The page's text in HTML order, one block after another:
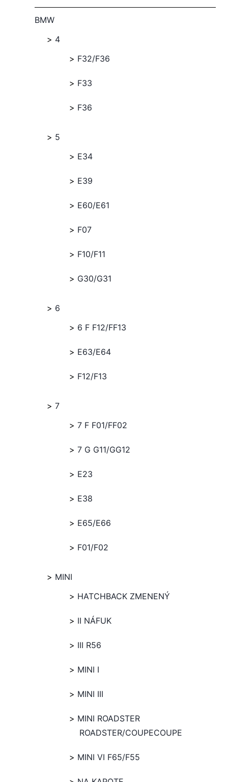
BMW
4
F32/F36
F33
F36
5
E34
E39
E60/E61
F07
F10/F11
G30/G31
6
6 F F12/FF13
E63/E64
F12/F13
7
7 F F01/FF02
7 G G11/GG12
E23
E38
E65/E66
F01/F02
MINI
HATCHBACK ZMENENÝ
II NÁFUK
III R56
MINI I
MINI III
MINI ROADSTER
ROADSTER/COUPECOUPE
MINI VI F65/F55